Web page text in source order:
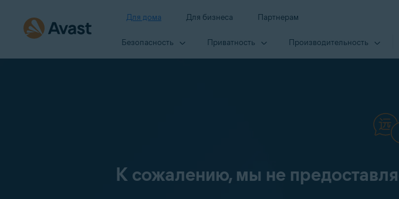
Для дома Для бизнеса Партнерам
Безопасность Приватность Производи­тельность
К сожалению, мы не